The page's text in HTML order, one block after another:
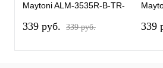
Maytoni ALM-3535R-B-TR-
339 pуб. 339 pуб. 339